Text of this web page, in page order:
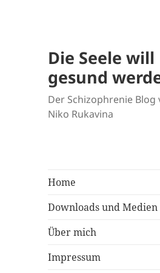
Die Seele will
gesund
Der Schizophrenie Blog
Niko Rukavina
Home
Downloads und Medien
Über mich
Impressum